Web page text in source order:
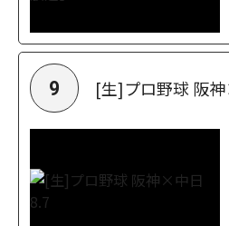
9 [生]プロ野球 阪